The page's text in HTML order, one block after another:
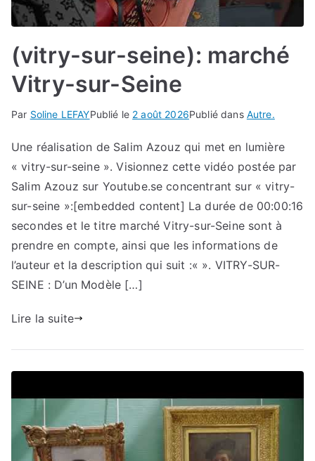
(vitry-sur-seine): marché
Vitry-sur-Seine
Par Soline LEFAYPublié le 2 août 2026Publié dans Autre.
Une réalisation de Salim Azouz qui met en lumière
« vitry-sur-seine ». Visionnez cette vidéo postée par
Salim Azouz sur Youtube.se concentrant sur « vitry-
sur-seine »:[embedded content] La durée de 00:00:16
secondes et le titre marché Vitry-sur-Seine sont à
prendre en compte, ainsi que les informations de
l’auteur et la description qui suit :« ». VITRY-SUR-
SEINE : D’un Modèle […]
Lire la suite